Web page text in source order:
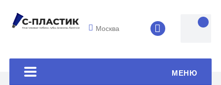
Москва 8 (4852) 33-
МЕНЮ